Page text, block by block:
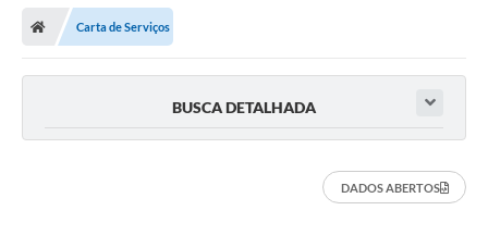
Carta de Serviços
BUSCA DETALHADA
DADOS ABERTOS